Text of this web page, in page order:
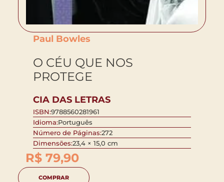
Paul Bowles
O CÉU QUE NOS
PROTEGE
CIA DAS LETRAS
ISBN:9788560281961
Idioma:Português
Número de Páginas:272
Dimensões:23,4 × 15,0 cm
R$ 79,90
COMPRAR